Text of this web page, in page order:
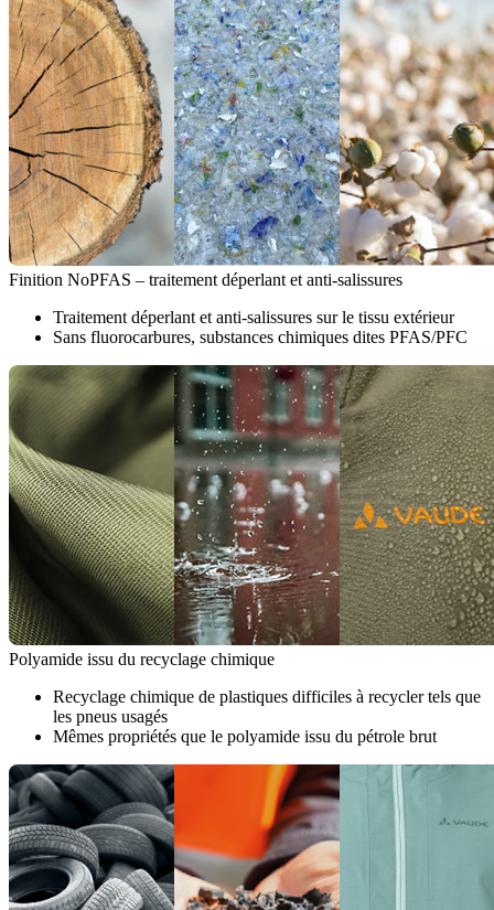
Finition NoPFAS – traitement déperlant et anti-salissures
Traitement déperlant et anti-salissures sur le tissu extérieur
Sans fluorocarbures, substances chimiques dites PFAS/PFC
Polyamide issu du recyclage chimique
Recyclage chimique de plastiques difficiles à recycler tels que
les pneus usagés
Mêmes propriétés que le polyamide issu du pétrole brut